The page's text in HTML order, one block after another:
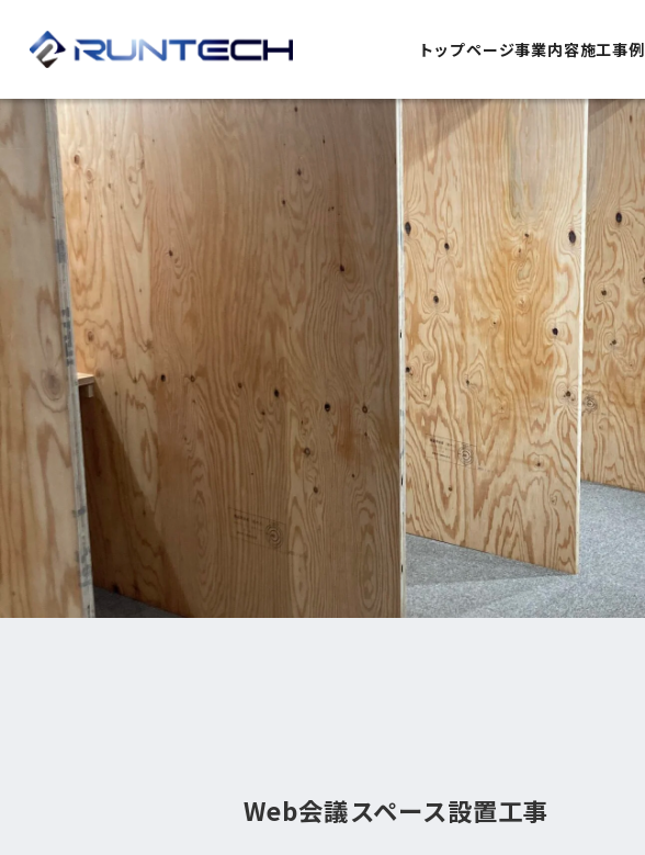
トップページ事業内容施工事例
Web会議スペース設置工事